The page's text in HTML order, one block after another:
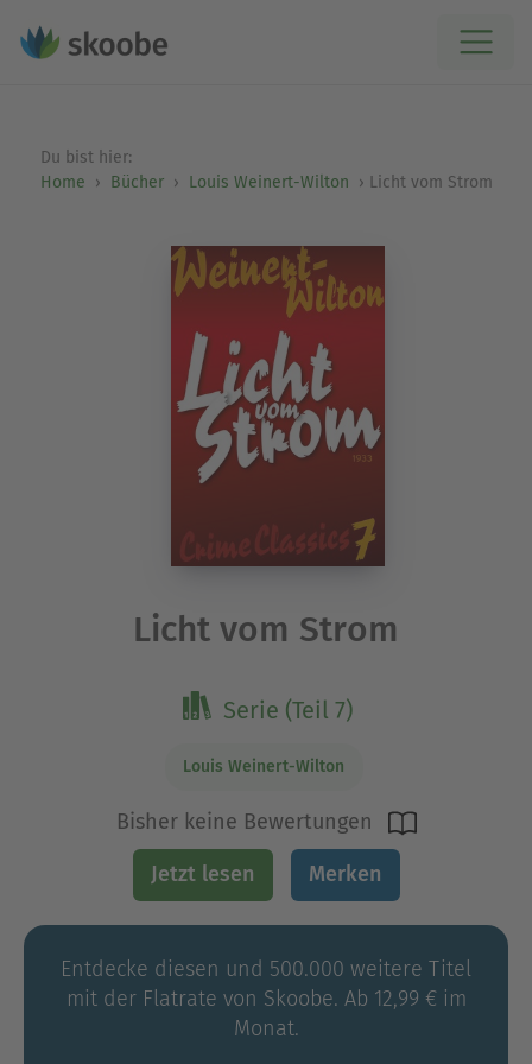
Du bist hier:
Home
Bücher Louis Weinert-Wilton Licht vom Strom
Licht vom Strom
Serie (Teil 7)
Louis Weinert-Wilton
Bisher keine Bewertungen
Jetzt lesen Merken
Entdecke diesen und 500.000 weitere Titel
mit der Flatrate von Skoobe. Ab 12,99 € im
Monat.